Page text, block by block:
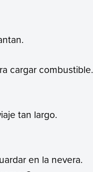
cargar combustible.
tan largo.
en la nevera.